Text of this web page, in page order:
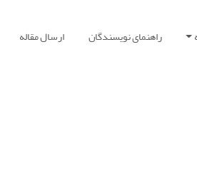
راهنمای نویسندگان ارسال مقاله